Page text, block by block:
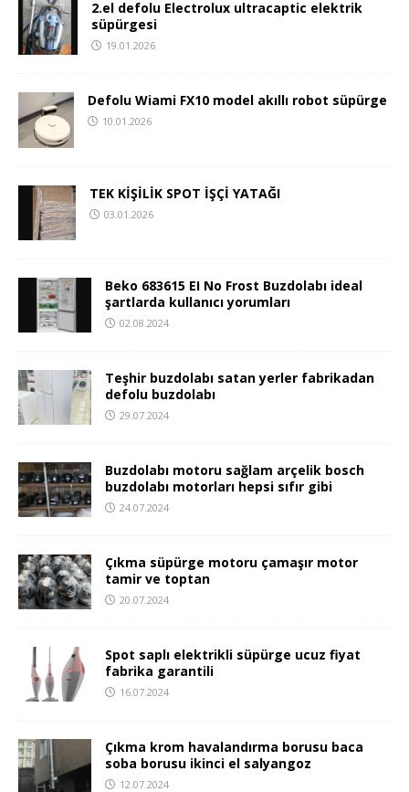
2.el defolu Electrolux ultracaptic elektrik
süpürgesi
19.01.2026
Defolu Wiami FX10 model akıllı robot süpürge
10.01.2026
TEK KİŞİLİK SPOT İŞÇİ YATAĞI
03.01.2026
Beko 683615 EI No Frost Buzdolabı ideal
şartlarda kullanıcı yorumları
02.08.2024
Teşhir buzdolabı satan yerler fabrikadan
defolu buzdolabı
29.07.2024
Buzdolabı motoru sağlam arçelik bosch
buzdolabı motorları hepsi sıfır gibi
24.07.2024
Çıkma süpürge motoru çamaşır motor
tamir ve toptan
20.07.2024
Spot saplı elektrikli süpürge ucuz fiyat
fabrika garantili
16.07.2024
Çıkma krom havalandırma borusu baca
soba borusu ikinci el salyangoz
12.07.2024